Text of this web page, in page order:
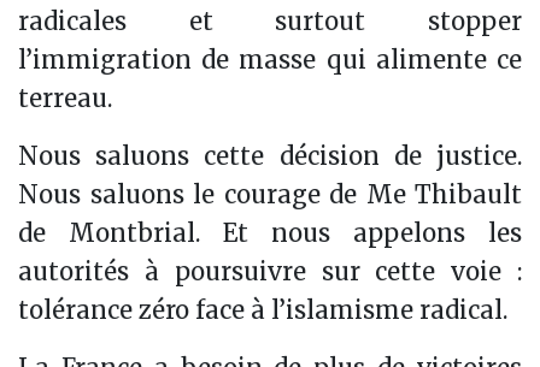
radicales et surtout stopper
l’immigration de masse qui alimente ce
terreau.
Nous saluons cette décision de justice.
Nous saluons le courage de Me Thibault
de Montbrial. Et nous appelons les
autorités à poursuivre sur cette voie :
tolérance zéro face à l’islamisme radical.